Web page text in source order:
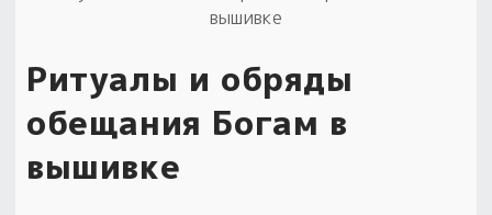
вышивке
Ритуалы и обряды
обещания Богам в
вышивке